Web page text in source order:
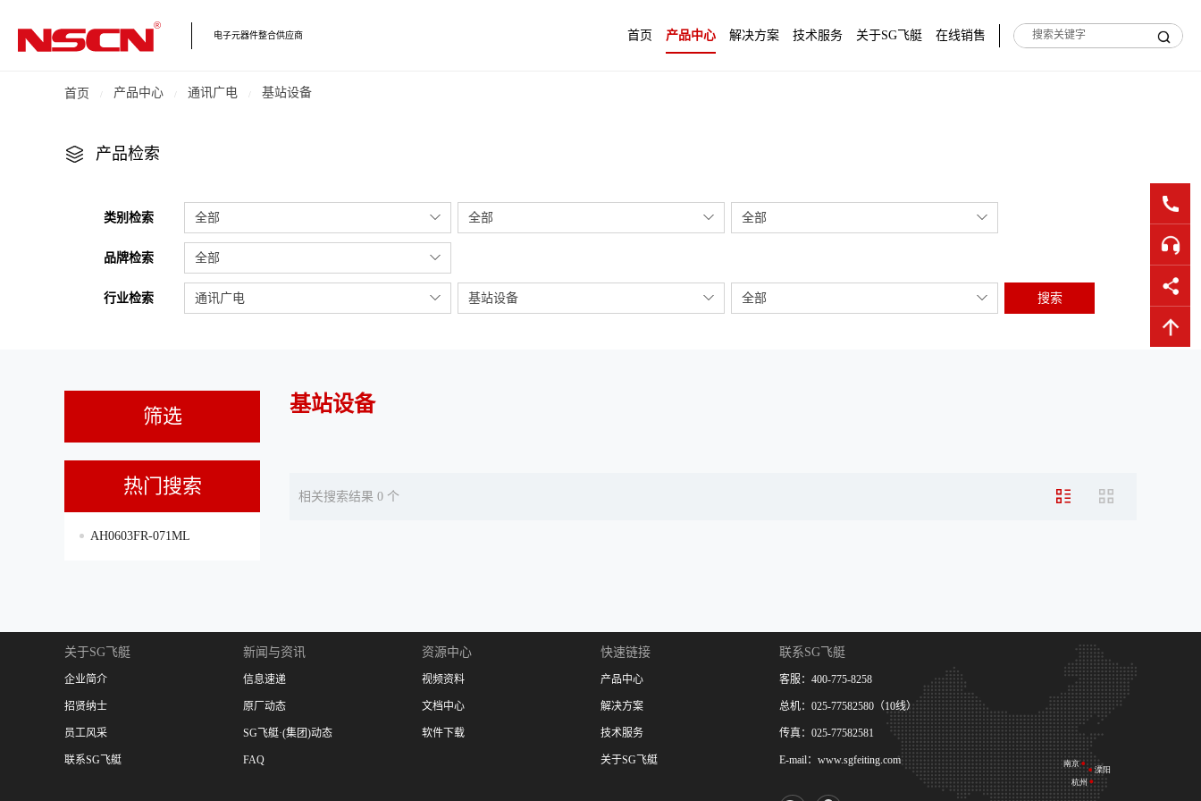
电子元器件整合供应商 首页 产品中心 解决方案 技术服务 关于SG飞艇 在线销售
首页 产品中心 通讯广电 基站设备
产品检索
类别检索 全部 全部 全部
品牌检索 全部
行业检索 通讯广电 基站设备 全部 搜索
筛选
热门搜索
AH0603FR-071ML
基站设备
相关搜索结果 0 个
关于SG飞艇
企业简介
招贤纳士
员工风采
联系SG飞艇
新闻与资讯
信息速递
原厂动态
SG飞艇·(集团)动态
FAQ
资源中心
视频资料
文档中心
软件下载
快速链接
产品中心
解决方案
技术服务
关于SG飞艇
联系SG飞艇
客服：400-775-8258
总机：025-77582580（10线）
传真：025-77582581
E-mail：www.sgfeiting.com